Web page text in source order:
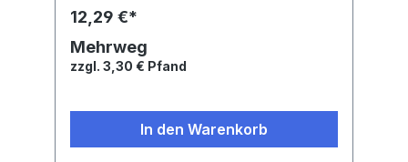
12,29 €*
Mehrweg
zzgl. 3,30 € Pfand
In den Warenkorb